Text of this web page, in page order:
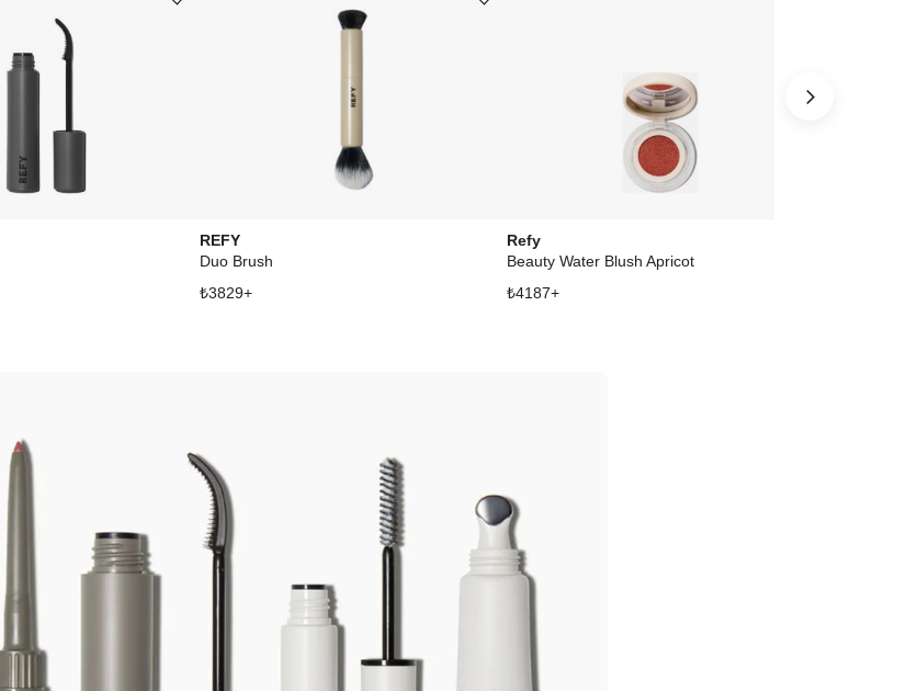
Ürünü istek listesine ekle veya listeden çıkar
REFY
Duo Brush
₺3829+
Ürünü istek listesine ekle veya listeden çıkar
Refy
Beauty Water Blush Apricot
₺4187+